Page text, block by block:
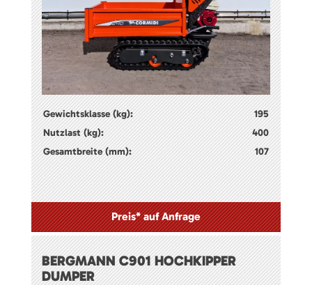
Gewichtsklasse (kg):
195
Nutzlast (kg):
400
Gesamtbreite (mm):
107
Preis* auf Anfrage
BERGMANN C901 HOCHKIPPER
DUMPER